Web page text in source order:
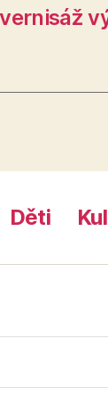
Děti